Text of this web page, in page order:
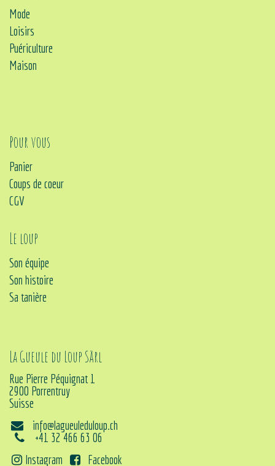
Mode
Loisirs
Puériculture
Maison
Pour vous
Panier
Coups de coeur
CGV
Le loup
Son équipe
Son histoire
Sa tanière
La Gueule du Loup Sàrl
Rue Pierre Péquignat 1
2900 Porrentruy
Suisse
info@lagueuleduloup.ch
+41 32 466 63 06
Instagram
Facebook